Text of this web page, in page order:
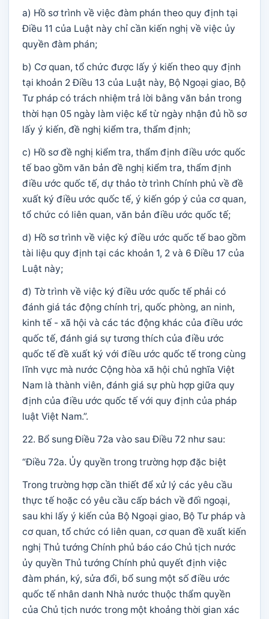
a) Hồ sơ trình về việc đàm phán theo quy định tại
Điều 11 của Luật này chỉ cần kiến nghị về việc ủy
quyền đàm phán;
b) Cơ quan, tổ chức được lấy ý kiến theo quy định
tại khoản 2 Điều 13 của Luật này, Bộ Ngoại giao, Bộ
Tư pháp có trách nhiệm trả lời bằng văn bản trong
thời hạn 05 ngày làm việc kể từ ngày nhận đủ hồ sơ
lấy ý kiến, đề nghị kiểm tra, thẩm định;
c) Hồ sơ đề nghị kiểm tra, thẩm định điều ước quốc
tế bao gồm văn bản đề nghị kiểm tra, thẩm định
điều ước quốc tế, dự thảo tờ trình Chính phủ về đề
xuất ký điều ước quốc tế, ý kiến góp ý của cơ quan,
tổ chức có liên quan, văn bản điều ước quốc tế;
d) Hồ sơ trình về việc ký điều ước quốc tế bao gồm
tài liệu quy định tại các khoản 1, 2 và 6 Điều 17 của
Luật này;
đ) Tờ trình về việc ký điều ước quốc tế phải có
đánh giá tác động chính trị, quốc phòng, an ninh,
kinh tế - xã hội và các tác động khác của điều ước
quốc tế, đánh giá sự tương thích của điều ước
quốc tế đề xuất ký với điều ước quốc tế trong cùng
lĩnh vực mà nước Cộng hòa xã hội chủ nghĩa Việt
Nam là thành viên, đánh giá sự phù hợp giữa quy
định của điều ước quốc tế với quy định của pháp
luật Việt Nam.”.
22. Bổ sung Điều 72a vào sau Điều 72 như sau:
“Điều 72a. Ủy quyền trong trường hợp đặc biệt
Trong trường hợp cần thiết để xử lý các yêu cầu
thực tế hoặc có yêu cầu cấp bách về đối ngoại,
sau khi lấy ý kiến của Bộ Ngoại giao, Bộ Tư pháp và
cơ quan, tổ chức có liên quan, cơ quan đề xuất kiến
nghị Thủ tướng Chính phủ báo cáo Chủ tịch nước
ủy quyền Thủ tướng Chính phủ quyết định việc
đàm phán, ký, sửa đổi, bổ sung một số điều ước
quốc tế nhân danh Nhà nước thuộc thẩm quyền
của Chủ tịch nước trong một khoảng thời gian xác